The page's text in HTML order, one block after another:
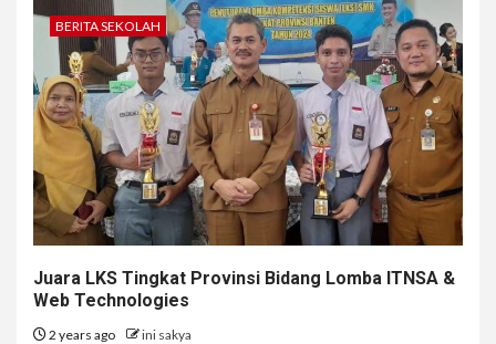
BERITA SEKOLAH
Juara LKS Tingkat Provinsi Bidang Lomba ITNSA &
Web Technologies
2 years ago ini sakya